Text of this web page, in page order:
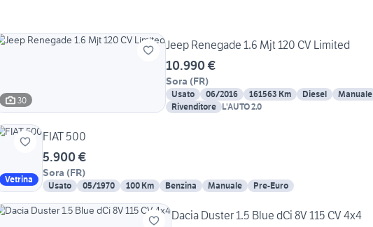
30
Jeep Renegade 1.6 Mjt 120 CV Limited
10.990 €
Sora (FR)
Usato 06/2016 161563 Km Diesel Manuale
Rivenditore L'AUTO 2.0
Vetrina
FIAT 500
5.900 €
Sora (FR)
Usato 05/1970 100 Km Benzina Manuale Pre-Euro
Dacia Duster 1.5 Blue dCi 8V 115 CV 4x4